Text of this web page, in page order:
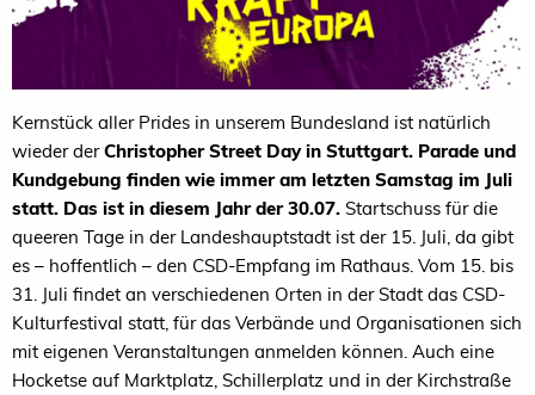
Kernstück aller Prides in unserem Bundesland ist natürlich
wieder derChristopher Street Day in Stuttgart. Parade und
Kundgebung finden wie immer am letzten Samstag im Juli
statt. Das ist in diesem Jahr der 30.07. Startschuss für die
queeren Tage in der Landeshauptstadt ist der 15. Juli, da gibt
es – hoffentlich – den CSD-Empfang im Rathaus. Vom 15. bis
31. Juli findet an verschiedenen Orten in der Stadt das CSD-
Kulturfestival statt, für das Verbände und Organisationen sich
mit eigenen Veranstaltungen anmelden können. Auch eine
Hocketse auf Marktplatz, Schillerplatz und in der Kirchstraße